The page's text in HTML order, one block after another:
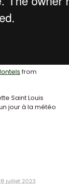
from
Saint Louis
jour à la météo
juillet 2023